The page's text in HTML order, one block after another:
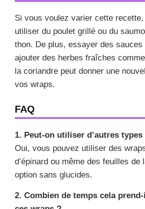
Si vous voulez varier cette
utiliser du poulet grillé ou du
thon. De plus, essayer des sauces
ajouter des herbes fraîches
la coriandre peut donner une
vos wraps.
FAQ
1. Peut-on utiliser d’autres
Oui, vous pouvez utiliser des
d’épinard ou même des feuilles de
option sans glucides.
2. Combien de temps cela